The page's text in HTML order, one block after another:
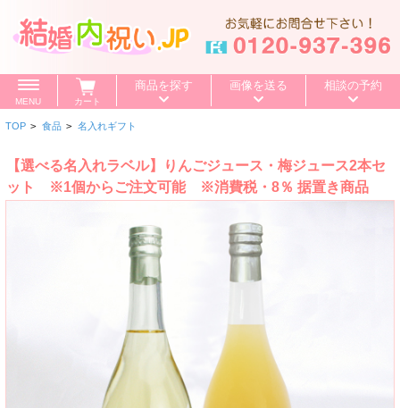
MENU カート
商品を探す
価格で探す
～2,000円 ～3,000円 ～4,000円
～5,000円 ～10,000円
BOXセット
画像を送る 相談の予約
TOP > 食品 > 名入れギフト
【選べる名入れラベル】りんごジュース・梅ジュース2本セ
ット ※1個からご注文可能 ※消費税・8％ 据置き商品